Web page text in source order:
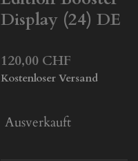
Display (24) DE
120,00 CHF
Kostenloser Versand
Ausverkauft